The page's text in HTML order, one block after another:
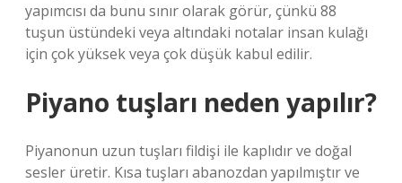
yapımcısı da bunu sınır olarak görür, çünkü 88
tuşun üstündeki veya altındaki notalar insan kulağı
için çok yüksek veya çok düşük kabul edilir.
Piyano tuşları neden yapılır?
Piyanonun uzun tuşları fildişi ile kaplıdır ve doğal
sesler üretir. Kısa tuşları abanozdan yapılmıştır ve